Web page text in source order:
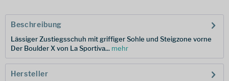
Beschreibung
Lässiger Zustiegsschuh mit griffiger Sohle und Steigzone vorne
Der Boulder X von La Sportiva... mehr
Hersteller